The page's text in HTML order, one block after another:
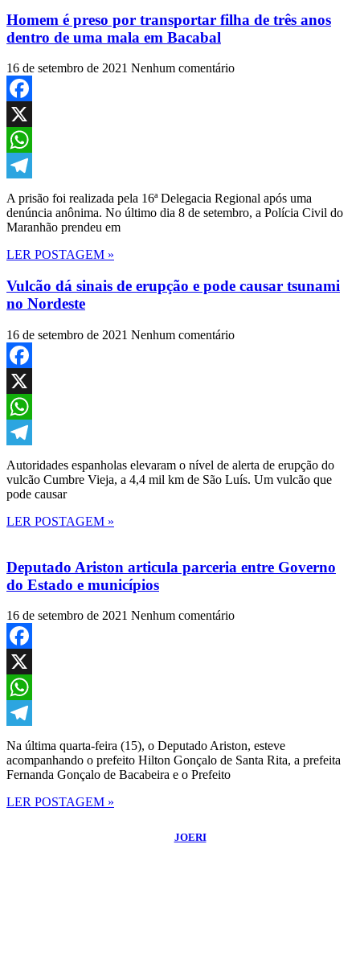
Homem é preso por transportar filha de três anos
dentro de uma mala em Bacabal
16 de setembro de 2021 Nenhum comentário
Facebook
X
WhatsApp
Telegram
A prisão foi realizada pela 16ª Delegacia Regional após uma
denúncia anônima. No último dia 8 de setembro, a Polícia Civil do
Maranhão prendeu em
LER POSTAGEM »
Vulcão dá sinais de erupção e pode causar tsunami
no Nordeste
16 de setembro de 2021 Nenhum comentário
Facebook
X
WhatsApp
Telegram
Autoridades espanholas elevaram o nível de alerta de erupção do
vulcão Cumbre Vieja, a 4,4 mil km de São Luís. Um vulcão que
pode causar
LER POSTAGEM »
Deputado Ariston articula parceria entre Governo
do Estado e municípios
16 de setembro de 2021 Nenhum comentário
Facebook
X
WhatsApp
Telegram
Na última quarta-feira (15), o Deputado Ariston, esteve
acompanhando o prefeito Hilton Gonçalo de Santa Rita, a prefeita
Fernanda Gonçalo de Bacabeira e o Prefeito
LER POSTAGEM »
JOERI